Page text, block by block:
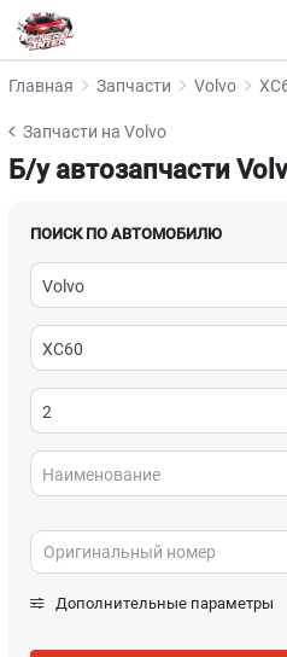
Главная Запчасти Volvo
Запчасти на Volvo
Б/у автозапчасти
ПОИСК ПО АВТОМОБИЛЮ
Volvo
XC60
2
Наименование
Дополнительные параметры